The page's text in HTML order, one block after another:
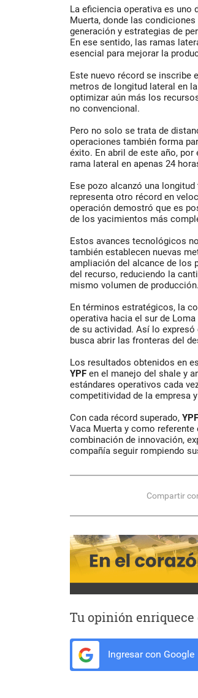
La eficiencia operativa es uno
Muerta, donde las
generación y estrategias de
En ese sentido, las ramas
esencial para mejorar la
Este nuevo récord se inscribe
metros de longitud lateral en
optimizar aún más los
no convencional.
Pero no solo se trata de
operaciones también forma
éxito. En abril de este año,
rama lateral en apenas 24
Ese pozo alcanzó una
representa otro récord en
operación demostró que es
de los yacimientos más
Estos avances tecnológicos
también establecen nuevas
ampliación del alcance de los
del recurso, reduciendo la
mismo volumen de producción.
En términos estratégicos, la
operativa hacia el sur de
de su actividad. Así lo
busca abrir las fronteras del
Los resultados obtenidos en
YPF en el manejo del shale y
estándares operativos cada
competitividad de la empresa
Con cada récord superado, YPF
Vaca Muerta y como
combinación de innovación,
compañía seguir rompiendo
Compartir
Tu opinión enriquece
Ingresar con Google